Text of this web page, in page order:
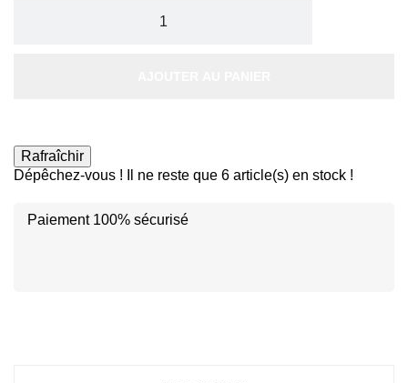
Dépêchez-vous ! Il ne reste que 6 article(s) en stock !
Paiement 100% sécurisé